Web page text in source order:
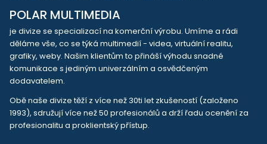
POLAR MULTIMEDIA
je divize se specializací na komerční výrobu. Umíme a rádi
děláme vše, co se týká multimedií - videa, virtuální realitu,
grafiky, weby. Našim klientům to přináší výhodu snadné
komunikace s jediným univerzálním a osvědčeným
dodavatelem.
Obě naše divize těží z více než 30ti let zkušeností (založeno
1993), sdružují více než 50 profesionálů a drží řadu ocenění za
profesionalitu a proklientský přístup.